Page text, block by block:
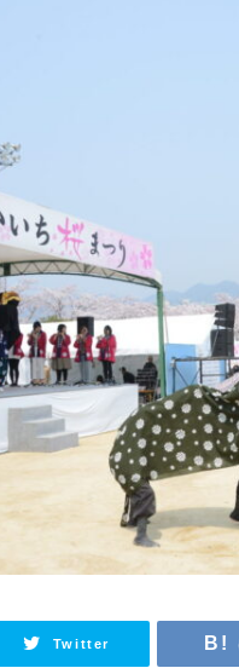
Twitter